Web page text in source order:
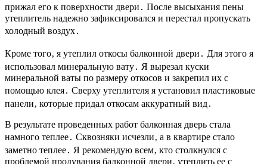
прижал его к поверхности двери․ После высыхания пены
утеплитель надежно зафиксировался и перестал пропускать
холодный воздух․
Кроме того‚ я утеплил откосы балконной двери․ Для этого я
использовал минеральную вату․ Я вырезал куски
минеральной ваты по размеру откосов и закрепил их с
помощью клея․ Сверху утеплителя я установил пластиковые
панели‚ которые придал откосам аккуратный вид․
В результате проведенных работ балконная дверь стала
намного теплее․ Сквозняки исчезли‚ а в квартире стало
заметно теплее․ Я рекомендую всем‚ кто столкнулся с
проблемой продувания балконной двери‚ утеплить ее с